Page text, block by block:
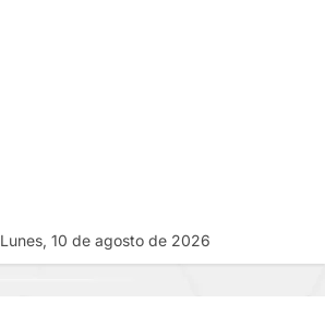
Lunes, 10 de agosto de 2026